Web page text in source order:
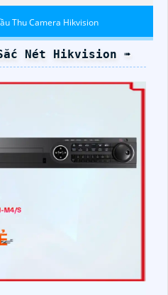
Thu Camera Hikvision
Sắc Nét Hikvision ➠